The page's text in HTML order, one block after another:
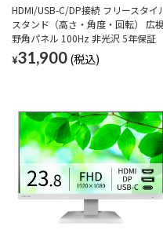
HDMI/USB-C/DP接続 フリースタイ
スタンド（高さ・角度・回転） 広視
野角パネル 100Hz 非光沢 5年保証
¥31,900